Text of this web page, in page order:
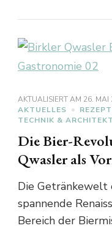
AKTUALISIERT AM 26. MAI
AKTUELLES
TECHNIK &
Die Bier-
Qwasler als
Die
spannende
Bereich der